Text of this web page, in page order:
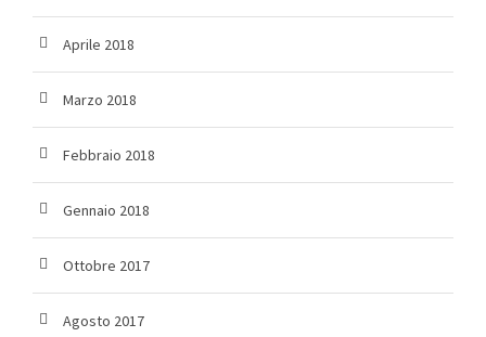
Aprile 2018
Marzo 2018
Febbraio 2018
Gennaio 2018
Ottobre 2017
Agosto 2017